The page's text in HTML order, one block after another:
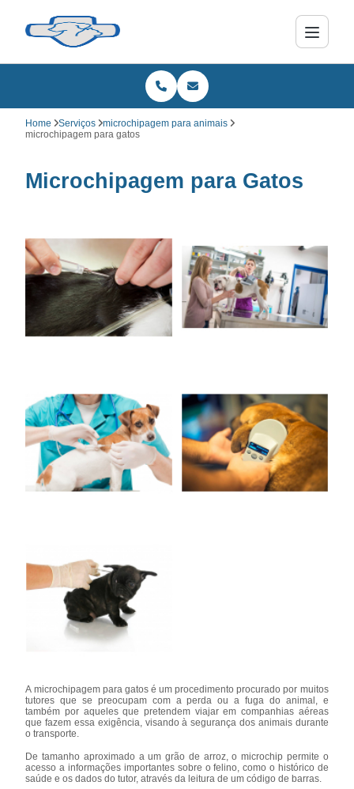
Home Serviços
microchipagem para animais
microchipagem para gatos
Microchipagem para Gatos
A microchipagem para gatos é um procedimento procurado por muitos
tutores que se preocupam com a perda ou a fuga do animal, e
também por aqueles que pretendem viajar em companhias aéreas
que fazem essa exigência, visando à segurança dos animais durante
o transporte.
De tamanho aproximado a um grão de arroz, o microchip permite o
acesso a informações importantes sobre o felino, como o histórico de
saúde e os dados do tutor, através da leitura de um código de barras.